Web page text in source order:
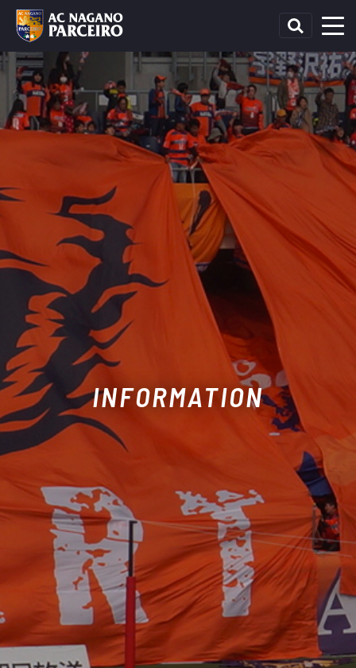
INFORMATION